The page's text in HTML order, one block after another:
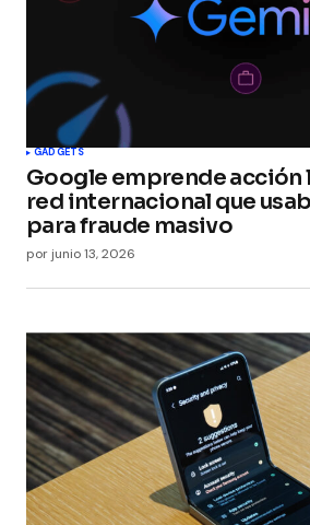
GADGETS
Google emprende acción
red internacional que
para fraude masivo
por junio 13, 2026